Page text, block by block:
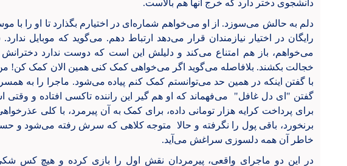
دانشجوی دختر دارد که خرج آنها هم بالاست.
دلم به حالش می‌سوزد. از او می‌خواهم شماره‌ای در اختیارم بگذارد تا او را با
رایگان در اختیار نیازمندان قرار می‌دهد ارتباط دهم. می‌گوید که موبایل
می‌خواهم، باز هم امتناع می‌کند و دلیلش این است که دوست ندارد
خجالت بکشند. بلافاصله می‌گوید اگر می‌خواهی کمک کنی همین الان کمک کن!
با گفتن اینکه در همین حد می‌توانستم کمک کنم پیاده می‌شود. ماجرا را به
برای پرداخت کرایه هزار تومانی داده، برای کمک به آن پیرمرد، با کلی
برنخورد، باقی پول را نگرفته و حالا متوجه کلاهی که سرش رفته می‌شود و
خاطر آن همه دلسوزی سراغش می‌آید.
در این دو ماجرای واقعی، پیرمردان نقش اول را بازی کرده و هیچ کس شکی